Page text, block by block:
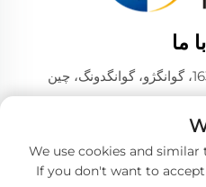
ما
We use cookies and
If you don't want to